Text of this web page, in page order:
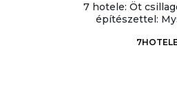
7 hotele: Öt
építészettel: